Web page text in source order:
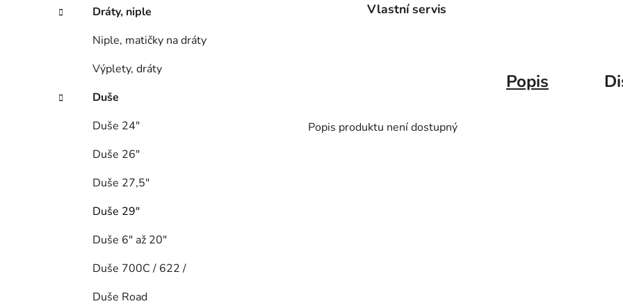
Dráty, niple
Niple, matičky na dráty
Výplety, dráty
Duše
Duše 24"
Duše 26"
Duše 27,5"
Duše 29"
Duše 6" až 20"
Duše 700C / 622 /
Duše Road
Vlastní servis
Popis
Popis produktu není dostupný